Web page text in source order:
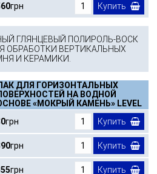
грн Купить
ГЛЯНЦЕВЫЙ ПОЛИРОЛЬ-ВОСК
ОБРАБОТКИ ВЕРТИКАЛЬНЫХ
И КЕРАМИКИ.
ДЛЯ ГОРИЗОНТАЛЬНЫХ
НА ВОДНОЙ
«МОКРЫЙ КАМЕНЬ» LEVEL
грн Купить
грн Купить
грн Купить